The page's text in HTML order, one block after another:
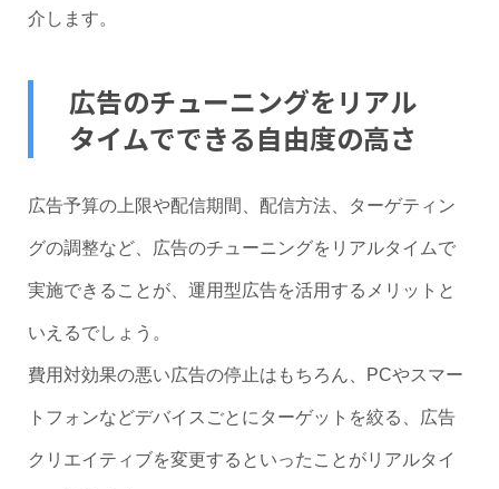
介します。
広告のチューニングをリアル
タイムでできる自由度の高さ
広告予算の上限や配信期間、配信方法、ターゲティン
グの調整など、広告のチューニングをリアルタイムで
実施できることが、運用型広告を活用するメリットと
いえるでしょう。
費用対効果の悪い広告の停止はもちろん、PCやスマー
トフォンなどデバイスごとにターゲットを絞る、広告
クリエイティブを変更するといったことがリアルタイ